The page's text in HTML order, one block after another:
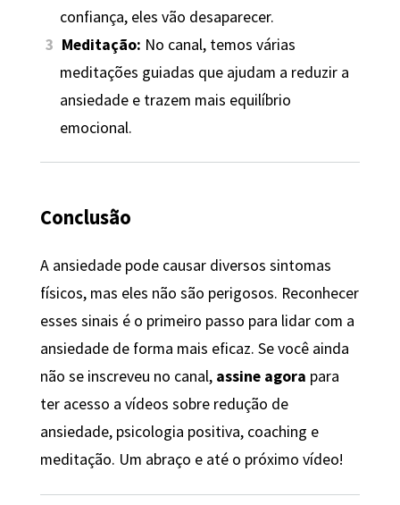
confiança, eles vão desaparecer.
Meditação: No canal, temos várias
meditações guiadas que ajudam a reduzir a
ansiedade e trazem mais equilíbrio
emocional.
Conclusão
A ansiedade pode causar diversos sintomas
físicos, mas eles não são perigosos. Reconhecer
esses sinais é o primeiro passo para lidar com a
ansiedade de forma mais eficaz. Se você ainda
não se inscreveu no canal, assine agora para
ter acesso a vídeos sobre redução de
ansiedade, psicologia positiva, coaching e
meditação. Um abraço e até o próximo vídeo!